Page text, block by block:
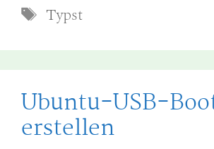
Schlagwörter
Typst
Ubuntu-USB-
erstellen